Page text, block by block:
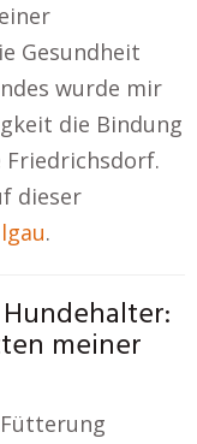
Gesundheit
wurde mir
die Bindung
Friedrichsdorf.
dieser
.
meiner